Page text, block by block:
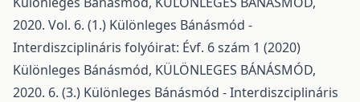
2020. Vol. 6. (1.) Különleges Bánásmód -
Interdiszciplináris folyóirat: Évf. 6 szám 1 (2020)
Különleges Bánásmód, KÜLÖNLEGES BÁNÁSMÓD,
2020. 6. (3.) Különleges Bánásmód - Interdiszciplináris